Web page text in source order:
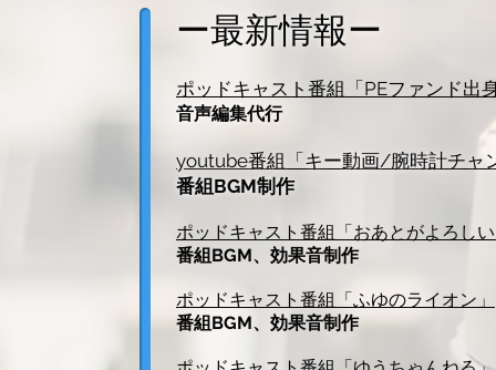
ー最新情報ー
ポッドキャスト番組「PEファンド出
音声編集代行
youtube番組「キー動画/腕時計チャ
番組BGM制作
ポッドキャスト番組「おあとがよろし
番組BGM、効果音制作
ポッドキャスト番組「ふゆのライオン」
番組BGM、効果音制作